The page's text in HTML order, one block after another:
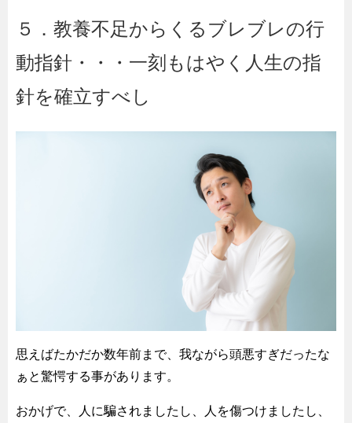
５．教養不足からくるブレブレの行
動指針・・・一刻もはやく人生の指
針を確立すべし
思えばたかだか数年前まで、我ながら頭悪すぎだったな
ぁと驚愕する事があります。
おかげで、人に騙されましたし、人を傷つけましたし、